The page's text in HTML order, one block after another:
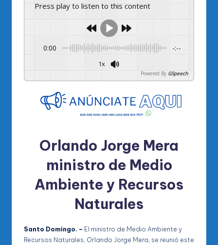
Press play to listen to this content
0:00 -:--
1x
Powered By GSpeech
Orlando Jorge Mera
ministro de Medio
Ambiente y Recursos
Naturales
Santo Domingo. – El ministro de Medio Ambiente y
Recursos Naturales, Orlando Jorge Mera, se reunió este